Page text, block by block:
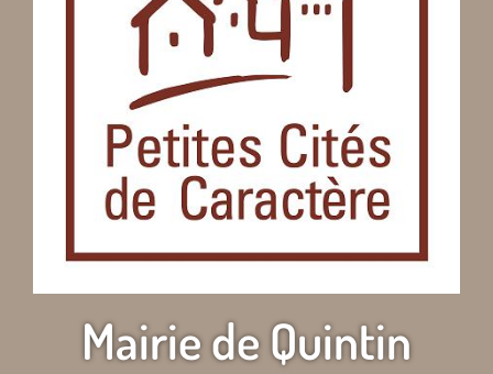
Mairie de Quintin